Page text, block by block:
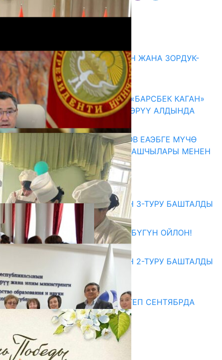
Комментарийлер
ГЕНДЕРДИК БАСМЫРЛООДОН ЖАНА ЗОРДУК-
ЗОМБУЛУКТАН КОРГОО
07.08.2026
КЫРГЫЗ ТАРЫХЫ ТАСМАДА: «БАРСБЕК КАГАН»
КӨРКӨМ ТАСМАСЫ ЖАРЫК КӨРҮҮ АЛДЫНДА
07.08.2026
ПРЕЗИДЕНТ САДЫР ЖАПАРОВ ЕАЭБГЕ МҮЧӨ
МАМЛЕКЕТТЕРДИН ӨКМӨТ БАШЧЫЛАРЫ МЕНЕН
ЖОЛУГУШТУ
07.08.2026
Абитуриент
ЖОЖДОРГО КАБЫЛ АЛУУНУН 3-ТУРУ БАШТАЛДЫ
27.07.2026
ӨЗҮҢДҮН КЕЛЕЧЕГИҢ ҮЧҮН БҮГҮН ОЙЛОН!
20.07.2026
ЖОЖДОРГО КАБЫЛ АЛУУНУН 2-ТУРУ БАШТАЛДЫ
20.07.2026
Медиа
СУЗАКТА 750 ОРУНДУУ МЕКТЕП СЕНТЯБРДА
ПАЙДАЛАНУУГА БЕРИЛЕТ
07.08.2025
Улуу Жеңиштин жандуу сөзү
29.04.2025